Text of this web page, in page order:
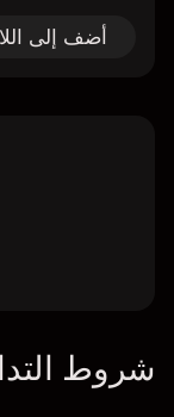
أضف إلى
شروط